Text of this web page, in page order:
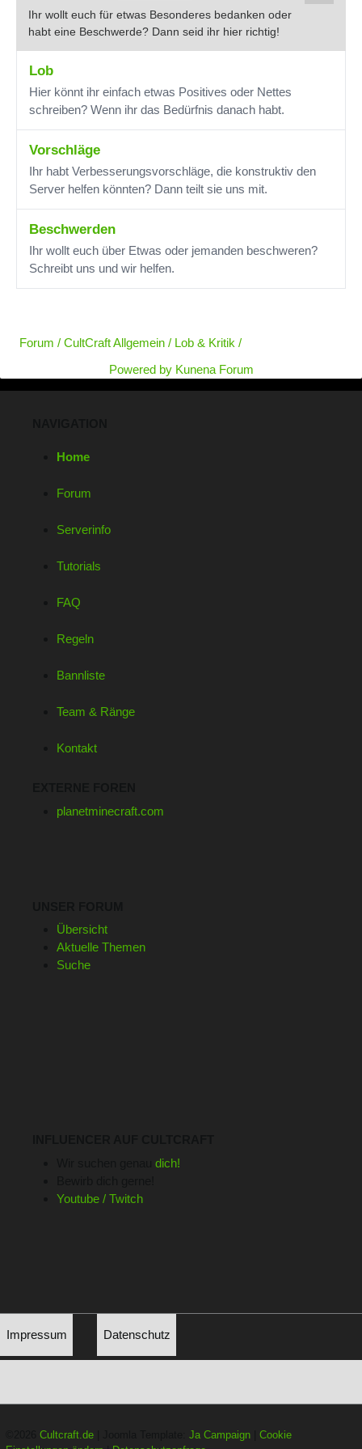
Ihr wollt euch für etwas Besonderes bedanken oder
habt eine Beschwerde? Dann seid ihr hier richtig!
Lob
Hier könnt ihr einfach etwas Positives oder Nettes
schreiben? Wenn ihr das Bedürfnis danach habt.
Vorschläge
Ihr habt Verbesserungsvorschläge, die konstruktiv den
Server helfen könnten? Dann teilt sie uns mit.
Beschwerden
Ihr wollt euch über Etwas oder jemanden beschweren?
Schreibt uns und wir helfen.
Forum CultCraft Allgemein
Lob & Kritik
Powered by Kunena Forum
Home
Forum
Serverinfo
Tutorials
FAQ
Regeln
Bannliste
Team & Ränge
Kontakt
planetminecraft.com
Übersicht
Aktuelle Themen
Suche
dich!
Youtube / Twitch
Impressum Datenschutz
Cultcraft.de| Joomla Template: Ja Campaign| Cookie